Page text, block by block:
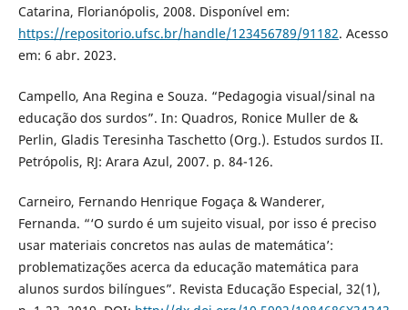
Catarina, Florianópolis, 2008. Disponível em:
https://repositorio.ufsc.br/handle/123456789/91182. Acesso
em: 6 abr. 2023.
Campello, Ana Regina e Souza. “Pedagogia visual/sinal na
educação dos surdos”. In: Quadros, Ronice Muller de &
Perlin, Gladis Teresinha Taschetto (Org.). Estudos surdos II.
Petrópolis, RJ: Arara Azul, 2007. p. 84-126.
Carneiro, Fernando Henrique Fogaça & Wanderer,
Fernanda. “‘O surdo é um sujeito visual, por isso é preciso
usar materiais concretos nas aulas de matemática’:
problematizações acerca da educação matemática para
alunos surdos bilíngues”. Revista Educação Especial, 32(1),